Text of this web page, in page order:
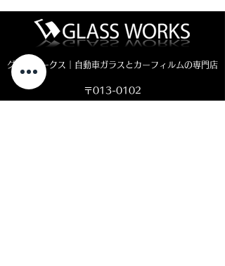
グラスワークス｜自動車ガラスとカーフィルムの専門店
〒013-0102